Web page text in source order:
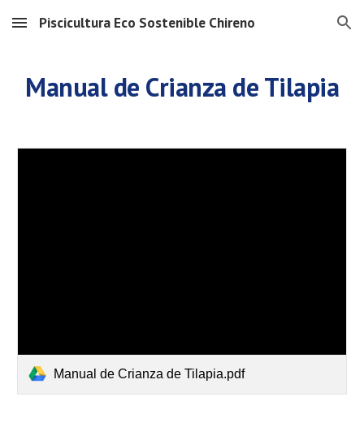
Skip to main content Skip to navigation
Piscicultura Eco Sostenible Chireno
Manual de Crianza de Tilapia
Manual de Crianza de Tilapia.pdf